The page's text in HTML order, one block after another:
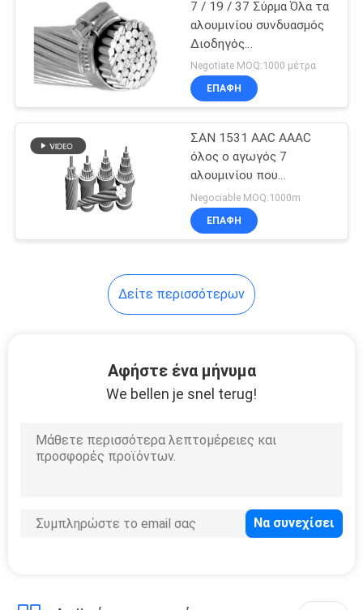
7 / 19 / 37 Σύρμα Όλα τα
αλουμινίου συνδυασμός
Διοδηγός
Συγκεντρωτικά
στρώματα
Negotiate MOQ:1000 μέτρα
ΕΠΑΦΉ
ΣΑΝ 1531 AAC AAAC
όλος ο αγωγός 7
αλουμινίου που
προσαράσσουν
Negociable MOQ:1000m
ΕΠΑΦΉ
Δείτε περισσότερων
Αφήστε ένα μήνυμα
We bellen je snel terug!